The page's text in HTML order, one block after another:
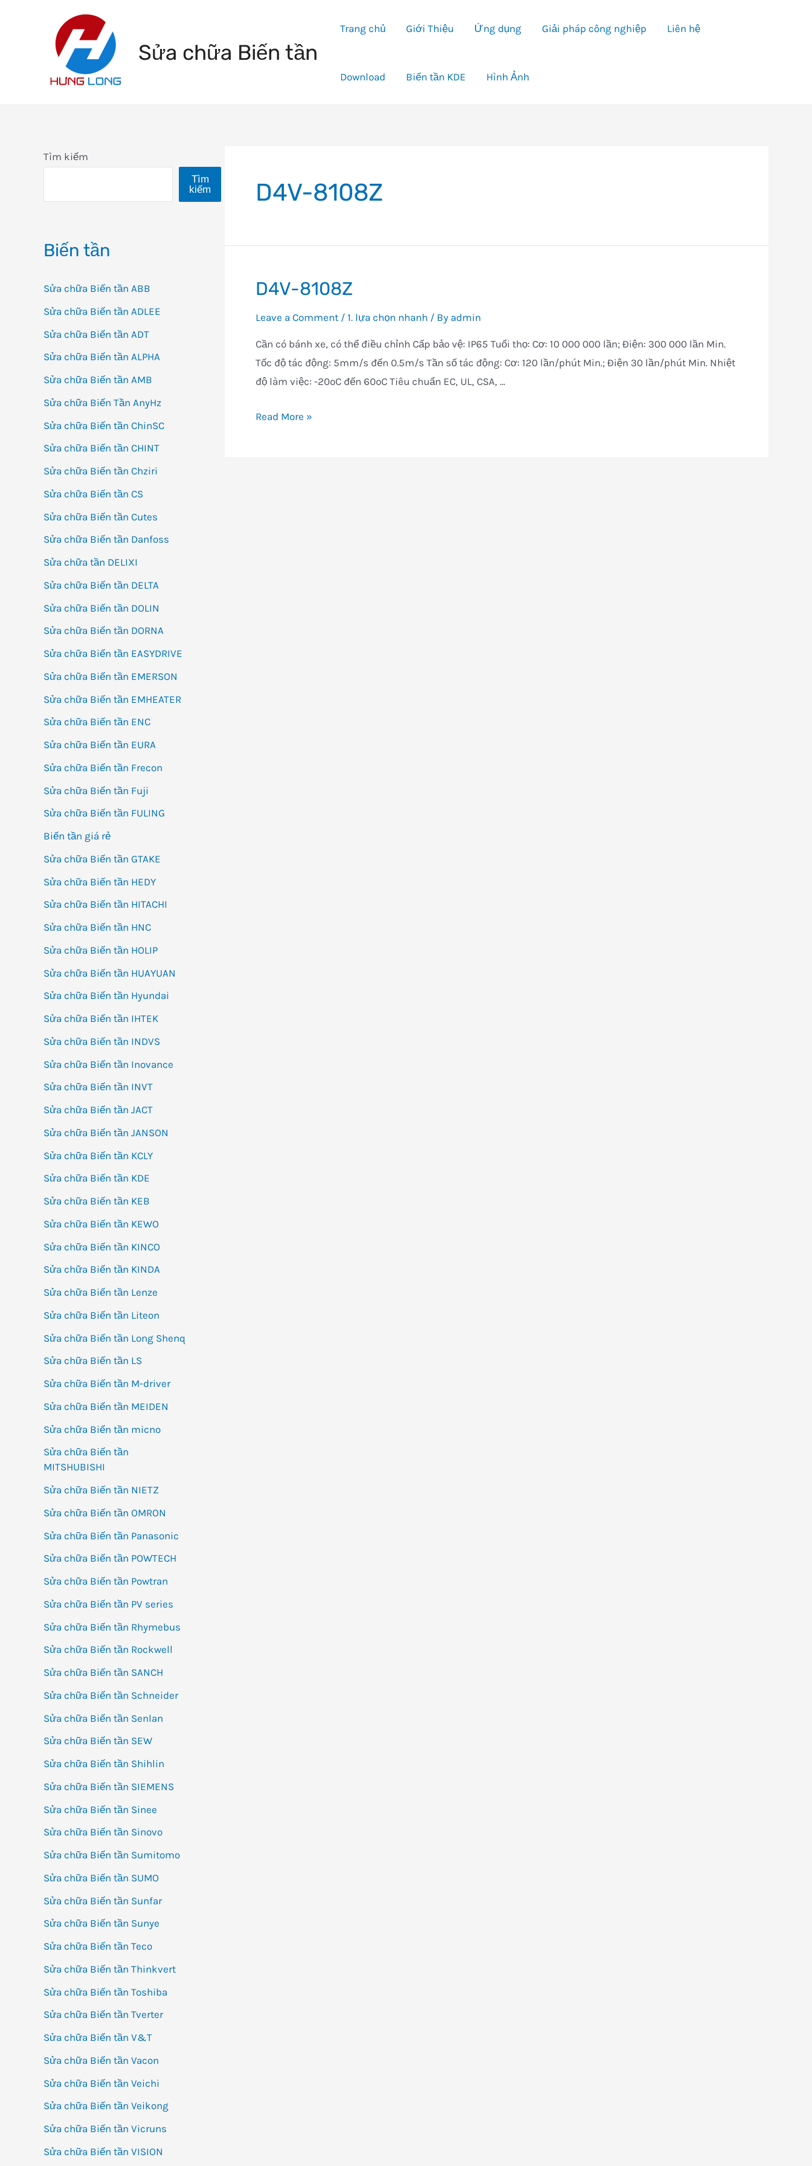
Sửa chữa Biến tần
Trang chủ Giới Thiệu Ứng dụng Giải pháp công nghiệp Liên hệ
Download Biến tần KDE Hình Ảnh
Tìm kiếm
Tìm
kiếm
Biến tần
Sửa chữa Biến tần ABB
Sửa chữa Biến tần ADLEE
Sửa chữa Biến tần ADT
Sửa chữa Biến tần ALPHA
Sửa chữa Biến tần AMB
Sửa chữa Biến Tần AnyHz
Sửa chữa Biến tần ChinSC
Sửa chữa Biến tần CHINT
Sửa chữa Biến tần Chziri
Sửa chữa Biến tần CS
Sửa chữa Biến tần Cutes
Sửa chữa Biến tần Danfoss
Sửa chữa tần DELIXI
Sửa chữa Biến tần DELTA
Sửa chữa Biến tần DOLIN
Sửa chữa Biến tần DORNA
Sửa chữa Biến tần EASYDRIVE
Sửa chữa Biến tần EMERSON
Sửa chữa Biến tần EMHEATER
Sửa chữa Biến tần ENC
Sửa chữa Biến tần EURA
Sửa chữa Biến tần Frecon
Sửa chữa Biến tần Fuji
Sửa chữa Biến tần FULING
Biến tần giá rẻ
Sửa chữa Biến tần GTAKE
Sửa chữa Biến tần HEDY
Sửa chữa Biến tần HITACHI
Sửa chữa Biến tần HNC
Sửa chữa Biến tần HOLIP
Sửa chữa Biến tần HUAYUAN
Sửa chữa Biến tần Hyundai
Sửa chữa Biến tần IHTEK
Sửa chữa Biến tần INDVS
Sửa chữa Biến tần Inovance
Sửa chữa Biến tần INVT
Sửa chữa Biến tần JACT
Sửa chữa Biến tần JANSON
Sửa chữa Biến tần KCLY
Sửa chữa Biến tần KDE
Sửa chữa Biến tần KEB
Sửa chữa Biến tần KEWO
Sửa chữa Biến tần KINCO
Sửa chữa Biến tần KINDA
Sửa chữa Biến tần Lenze
Sửa chữa Biến tần Liteon
Sửa chữa Biến tần Long Shenq
Sửa chữa Biến tần LS
Sửa chữa Biến tần M-driver
Sửa chữa Biến tần MEIDEN
Sửa chữa Biến tần micno
Sửa chữa Biến tần
MITSHUBISHI
Sửa chữa Biến tần NIETZ
Sửa chữa Biến tần OMRON
Sửa chữa Biến tần Panasonic
Sửa chữa Biến tần POWTECH
Sửa chữa Biến tần Powtran
Sửa chữa Biến tần PV series
Sửa chữa Biến tần Rhymebus
Sửa chữa Biến tần Rockwell
Sửa chữa Biến tần SANCH
Sửa chữa Biến tần Schneider
Sửa chữa Biến tần Senlan
Sửa chữa Biến tần SEW
Sửa chữa Biến tần Shihlin
Sửa chữa Biến tần SIEMENS
Sửa chữa Biến tần Sinee
Sửa chữa Biến tần Sinovo
Sửa chữa Biến tần Sumitomo
Sửa chữa Biến tần SUMO
Sửa chữa Biến tần Sunfar
Sửa chữa Biến tần Sunye
Sửa chữa Biến tần Teco
Sửa chữa Biến tần Thinkvert
Sửa chữa Biến tần Toshiba
Sửa chữa Biến tần Tverter
Sửa chữa Biến tần V&T
Sửa chữa Biến tần Vacon
Sửa chữa Biến tần Veichi
Sửa chữa Biến tần Veikong
Sửa chữa Biến tần Vicruns
Sửa chữa Biến tần VISION
D4V-8108Z
D4V-8108Z
Leave a Comment / 1. lựa chọn nhanh / By admin
Cần có bánh xe, có thể điều chỉnh Cấp bảo vệ: IP65 Tuổi thọ: Cơ: 10 000 000 lần; Điện: 300 000 lần Min.
Tốc độ tác động: 5mm/s đến 0.5m/s Tần số tác động: Cơ: 120 lần/phút Min.; Điện 30 lần/phút Min. Nhiệt
độ làm việc: -20oC đến 60oC Tiêu chuẩn EC, UL, CSA, …
D4V-
Read More »